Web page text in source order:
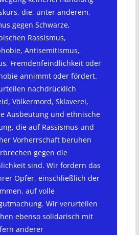
die, unter anderem,
gegen Schwarze,
Rassismus,
Antisemitismus,
Fremdenfeindlichkeit oder
annimmt oder fördert.
nachdrücklich
Völkermord, Sklaverei,
Ausbeutung und ethnische
die auf Rassismus und
Vorherrschaft beruhen
gegen die
sind. Wir fordern das
Opfer, einschließlich der
auf volle
Wir verurteilen
ebenso solidarisch mit
anderer